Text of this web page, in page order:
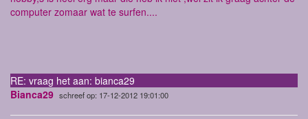
computer zomaar wat te surfen....
RE: vraag het aan: bianca29
Bianca29 schreef op: 17-12-2012 19:01:00